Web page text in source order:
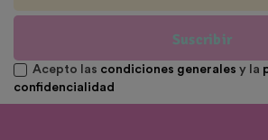
Suscribir
Acepto las condiciones generales y la
confidencialidad